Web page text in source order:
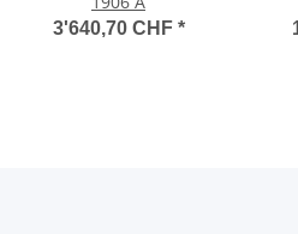
3'640,70 CHF *